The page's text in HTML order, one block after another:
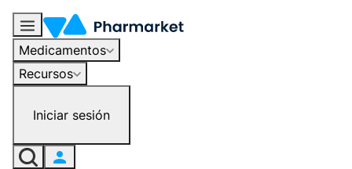
Medicamentos
Recursos
Iniciar sesión